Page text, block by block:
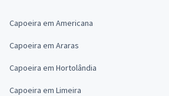
Capoeira em Americana
Capoeira em Araras
Capoeira em Hortolândia
Capoeira em Limeira